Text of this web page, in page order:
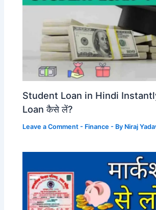
Student Loan in Hindi
Loan कैसे लें?
Leave a Comment - Finance - By Niraj